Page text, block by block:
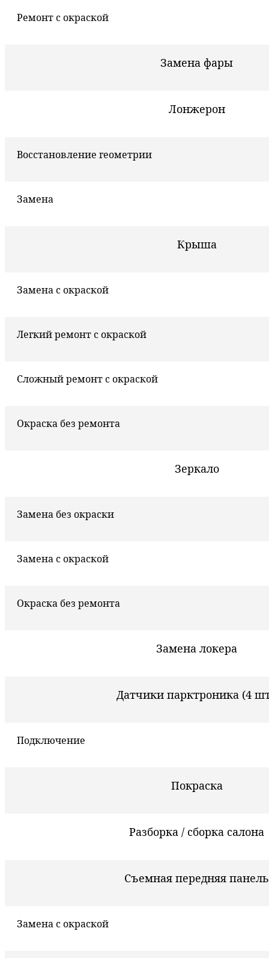
Ремонт с окраской
Замена фары
Лонжерон
Восстановление геометрии
Замена
Крыша
Замена с окраской
Легкий ремонт с окраской
Сложный ремонт с окраской
Окраска без ремонта
Зеркало
Замена без окраски
Замена с окраской
Окраска без ремонта
Замена локера
Датчики парктроника (4
Подключение
Покраска
Разборка / сборка салона
Съемная передняя панель
Замена с окраской